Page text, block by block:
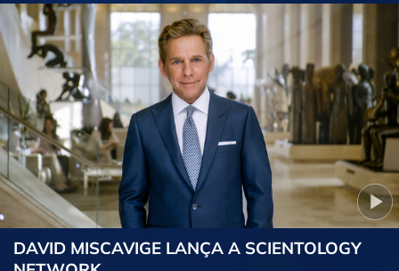
DAVID MISCAVIGE LANÇA A SCIENTOLOGY